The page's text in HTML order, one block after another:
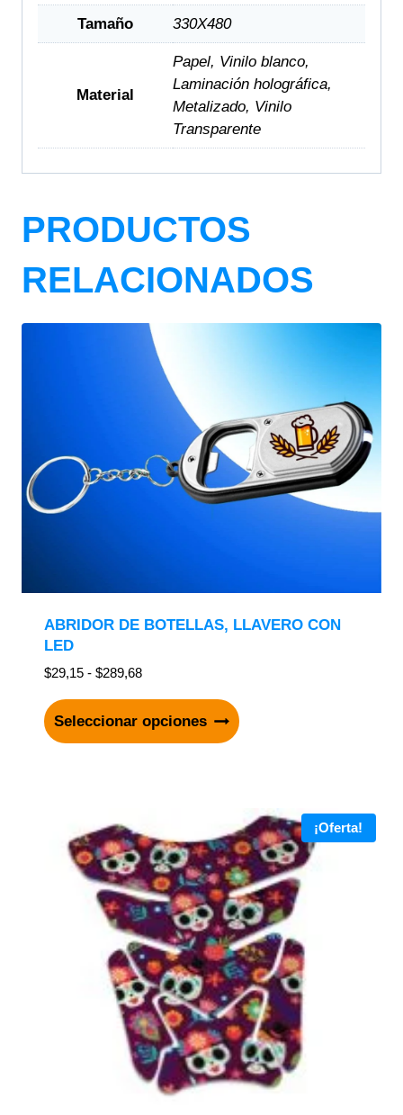
Tamaño 330X480
Material
Papel, Vinilo blanco,
Laminación holográfica,
Metalizado, Vinilo
Transparente
PRODUCTOS
RELACIONADOS
ABRIDOR DE BOTELLAS, LLAVERO CON
LED
$29,15 - $289,68
Seleccionar opciones
¡Oferta!